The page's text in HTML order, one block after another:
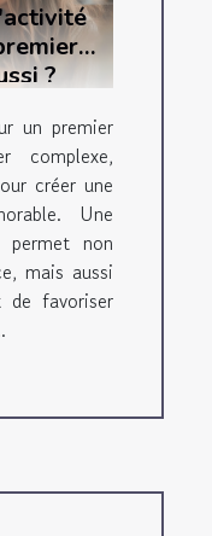
?
un premier
complexe,
créer une
Une
permet non
mais aussi
favoriser